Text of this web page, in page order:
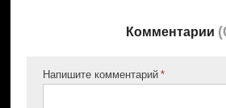
Спецагент ФБР Бут беспокоится,
гражданская жена зашла
путешествия во времени как
Комментарии (
Напишите комментарий